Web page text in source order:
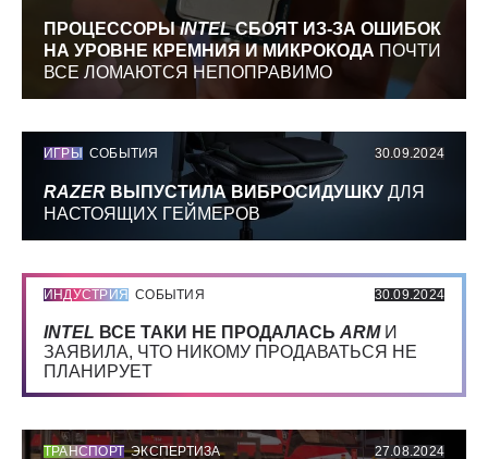
ПРОЦЕССОРЫINTELСБОЯТ ИЗ-ЗА ОШИБОК
НА УРОВНЕ КРЕМНИЯ И МИКРОКОДА ПОЧТИ
ВСЕ ЛОМАЮТСЯ НЕПОПРАВИМО
ИГРЫ СОБЫТИЯ 30.09.2024
RAZER ВЫПУСТИЛА ВИБРОСИДУШКУ ДЛЯ
НАСТОЯЩИХ ГЕЙМЕРОВ
ИНДУСТРИЯ СОБЫТИЯ 30.09.2024
INTEL ВСЕ ТАКИ НЕ ПРОДАЛАСЬ ARMИ
ЗАЯВИЛА, ЧТО НИКОМУ ПРОДАВАТЬСЯ НЕ
ПЛАНИРУЕТ
ТРАНСПОРТ ЭКСПЕРТИЗА 27.08.2024